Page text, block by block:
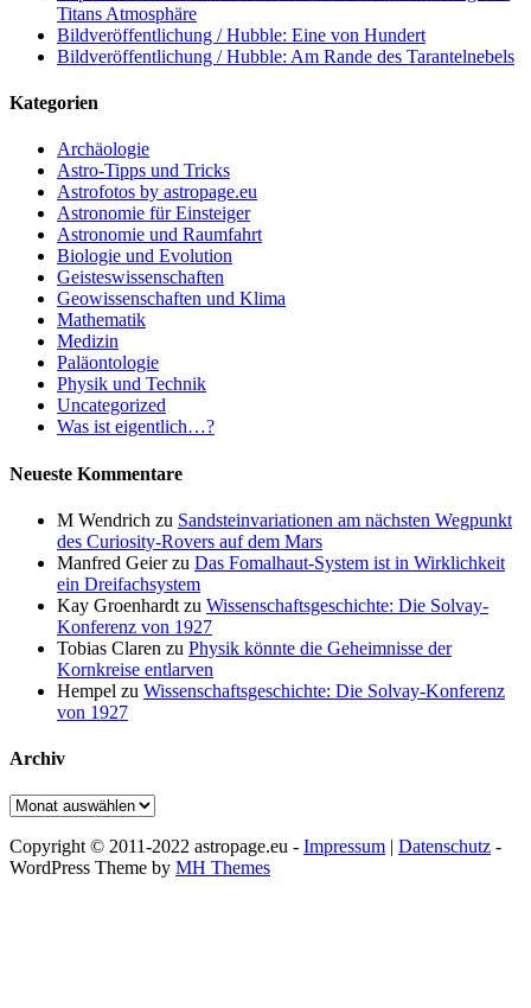
Titans Atmosphäre
Bildveröffentlichung / Hubble: Eine von Hundert
Bildveröffentlichung / Hubble: Am Rande des Tarantelnebels
Kategorien
Archäologie
Astro-Tipps und Tricks
Astrofotos by astropage.eu
Astronomie für Einsteiger
Astronomie und Raumfahrt
Biologie und Evolution
Geisteswissenschaften
Geowissenschaften und Klima
Mathematik
Medizin
Paläontologie
Physik und Technik
Uncategorized
Was ist eigentlich…?
Neueste Kommentare
M Wendrich zu Sandsteinvariationen am nächsten Wegpunkt
des Curiosity-Rovers auf dem Mars
Manfred Geierzu Das Fomalhaut-System ist in Wirklichkeit
ein Dreifachsystem
Kay Groenhardt zu Wissenschaftsgeschichte: Die Solvay-
Konferenz von 1927
Tobias Claren zu Physik könnte die Geheimnisse der
Kornkreise entlarven
Hempel zu Wissenschaftsgeschichte: Die Solvay-Konferenz
von 1927
Archiv
Archiv
Copyright © 2011-2022 astropage.eu - Impressum | Datenschutz -
WordPress Theme by MH Themes